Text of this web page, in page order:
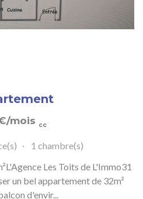
/mois cc
1 chambre(s)
Les Toits de L'Immo31
un bel appartement de 32m²
d'envir...